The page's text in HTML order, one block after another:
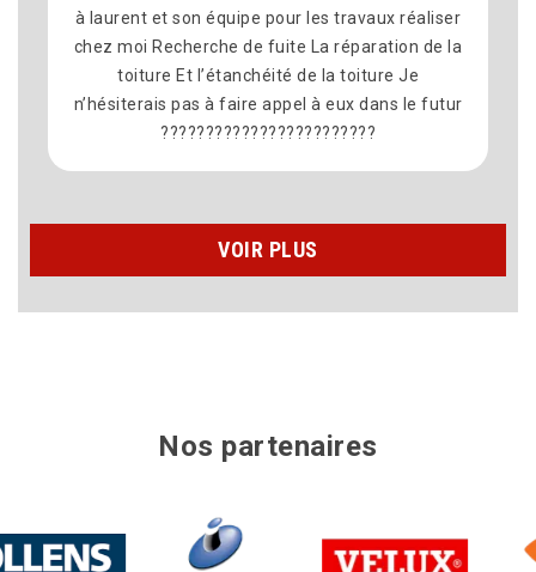
à laurent et son équipe pour les travaux réaliser
chez moi Recherche de fuite La réparation de la
toiture Et l’étanchéité de la toiture Je
n’hésiterais pas à faire appel à eux dans le futur
????????????????????????
VOIR PLUS
Nos partenaires